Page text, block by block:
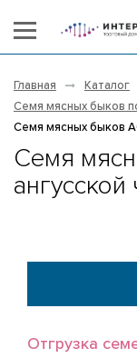
Главная Каталог
Семя мясных быков
Семя мясных быков
Семя
Отгрузка